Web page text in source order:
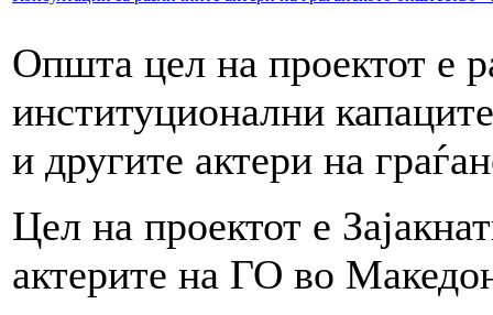
Општа цел на проектот е
институционални
и другите актери на
Цел на проектот е
актерите на ГО во